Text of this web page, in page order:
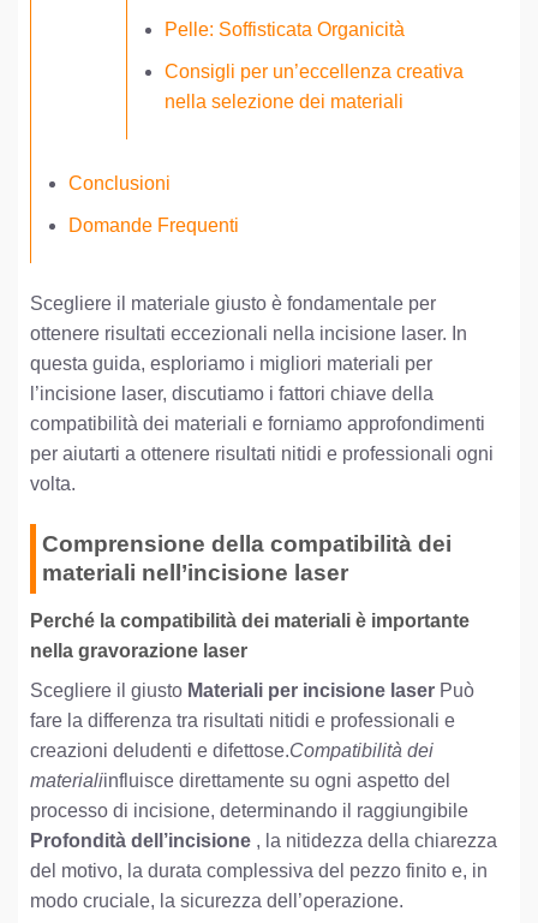
Pelle: Soffisticata Organicità
Consigli per un’eccellenza creativa
nella selezione dei materiali
Conclusioni
Domande Frequenti
Scegliere il materiale giusto è fondamentale per
ottenere risultati eccezionali nella incisione laser. In
questa guida, esploriamo i migliori materiali per
l’incisione laser, discutiamo i fattori chiave della
compatibilità dei materiali e forniamo approfondimenti
per aiutarti a ottenere risultati nitidi e professionali ogni
volta.
Comprensione della compatibilità dei
materiali nell’incisione laser
Perché la compatibilità dei materiali è importante
nella gravorazione laser
Scegliere il giusto Materiali per incisione laser Può
fare la differenza tra risultati nitidi e professionali e
creazioni deludenti e difettose.Compatibilità dei
materialiinfluisce direttamente su ogni aspetto del
processo di incisione, determinando il raggiungibile
Profondità dell’incisione , la nitidezza della chiarezza
del motivo, la durata complessiva del pezzo finito e, in
modo cruciale, la sicurezza dell’operazione.